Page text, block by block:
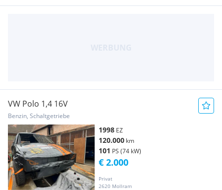
VW Polo 1,4 16V
Benzin, Schaltgetriebe
1998 EZ
120.000 km
101 PS (74 kW)
Privat
2620 Mollram
€ 2.000